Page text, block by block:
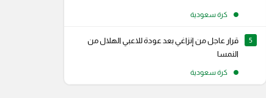
سناب شات
كرة سعودية
5
قرار عاجل من إنزاغي بعد عودة للاعبي الهلال من
النمسا
كرة سعودية